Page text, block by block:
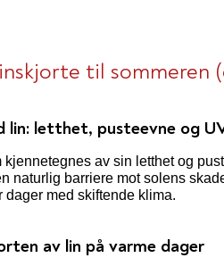
til sommeren
lin: letthet, pusteevne og
kjennetegnes av sin letthet og
naturlig barriere mot solens
dager med skiftende klima.
av lin på varme dager